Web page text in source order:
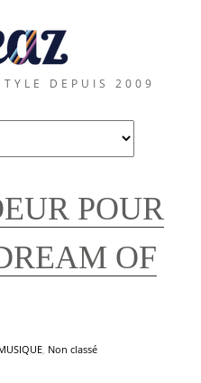
DEPUIS 2009
POUR
OF
, Non classé